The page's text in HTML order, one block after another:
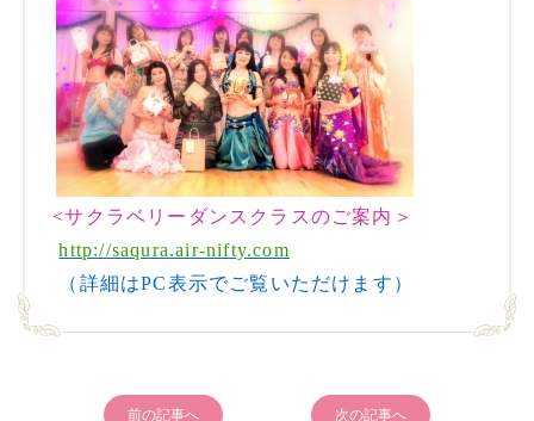
<サクラベリーダンスクラスのご案内＞
http://saqura.air-nifty.com
（詳細はPC表示でご覧いただけます）
前の記事へ 次の記事へ